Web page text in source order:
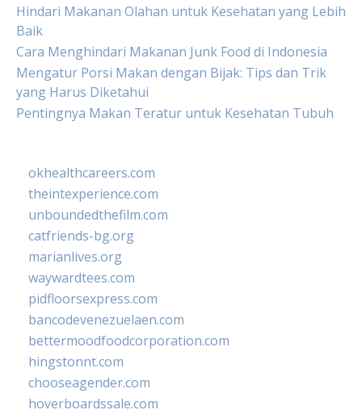
Hindari Makanan Olahan untuk Kesehatan yang Lebih
Baik
Cara Menghindari Makanan Junk Food di Indonesia
Mengatur Porsi Makan dengan Bijak: Tips dan Trik
yang Harus Diketahui
Pentingnya Makan Teratur untuk Kesehatan Tubuh
okhealthcareers.com
theintexperience.com
unboundedthefilm.com
catfriends-bg.org
marianlives.org
waywardtees.com
pidfloorsexpress.com
bancodevenezuelaen.com
bettermoodfoodcorporation.com
hingstonnt.com
chooseagender.com
hoverboardssale.com